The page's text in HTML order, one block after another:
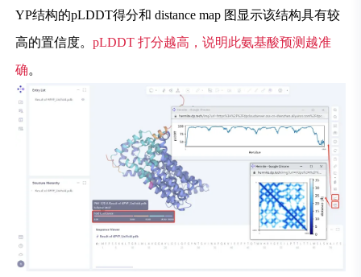
YP结构的pLDDT得分和 distance map 图显示该结构具有较
高的置信度。pLDDT 打分越高，说明此氨基酸预测越准
确。